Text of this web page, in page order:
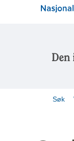
Den
Søk